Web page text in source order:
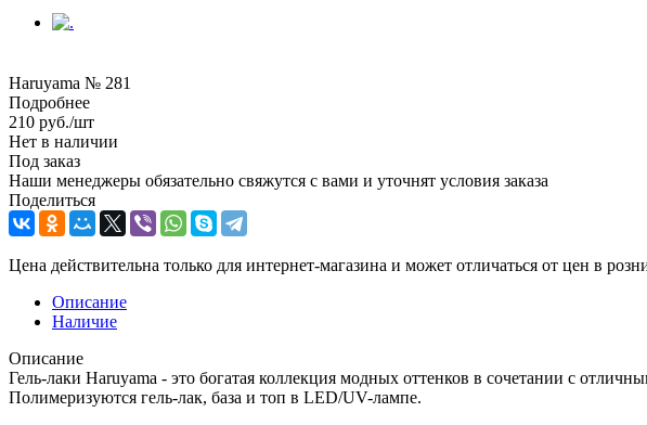
Haruyama № 281
Подробнее
210 руб./шт
Нет в наличии
Под заказ
Наши менеджеры обязательно свяжутся с вами и уточнят условия заказа
Поделиться
Цена действительна только для интернет-магазина и может отличаться от цен в
Описание
Наличие
Описание
Гель-лаки Haruyama - это богатая коллекция модных оттенков в сочетании с
Полимеризуются гель-лак, база и топ в LED/UV-лампе.